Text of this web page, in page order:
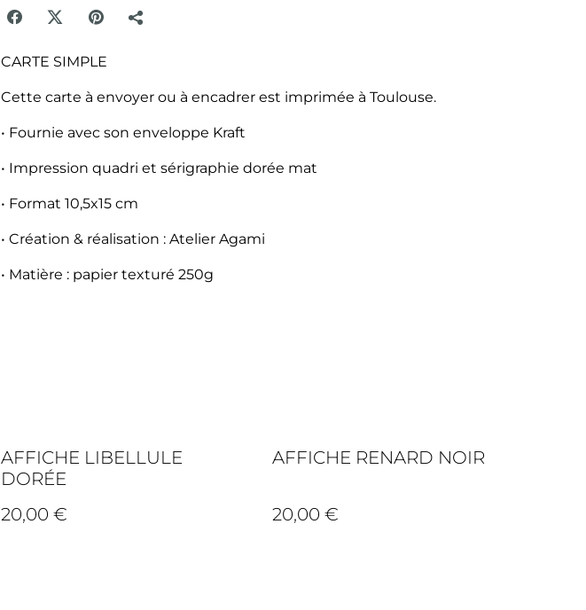
CARTE SIMPLE
Cette carte à envoyer ou à encadrer est imprimée à Toulouse.
• Fournie avec son enveloppe Kraft
• Impression quadri et sérigraphie dorée mat
• Format 10,5x15 cm
• Création & réalisation : Atelier Agami
• Matière : papier texturé 250g
AFFICHE LIBELLULE
DORÉE
20,00 €
AFFICHE RENARD NOIR
20,00 €